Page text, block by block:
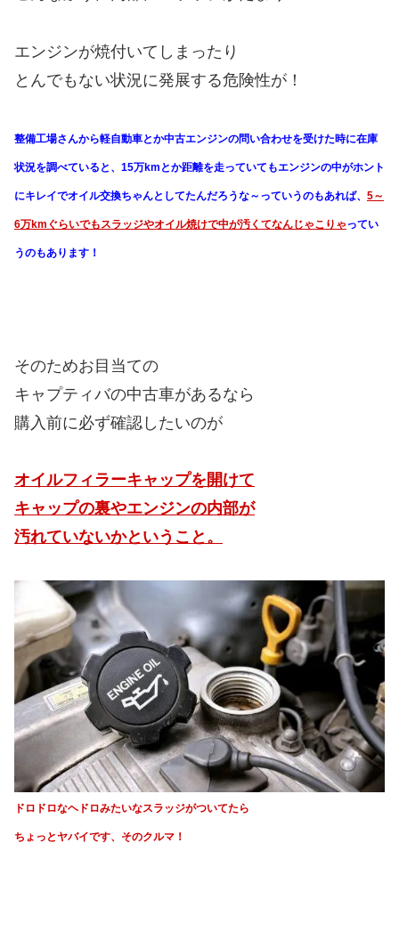
エンジンが焼付いてしまったり
とんでもない状況に発展する危険性が！
整備工場さんから軽自動車とか中古エンジンの問い合わせを受けた時に在庫
状況を調べていると、15万kmとか距離を走っていてもエンジンの中がホント
にキレイでオイル交換ちゃんとしてたんだろうな～っていうのもあれば、 5～
6万kmぐらいでもスラッジやオイル焼けで中が汚くてなんじゃこりゃってい
うのもあります！
そのためお目当ての
キャプティバの中古車があるなら
購入前に必ず確認したいのが
オイルフィラーキャップを開けて
キャップの裏やエンジンの内部が
汚れていないかということ。
ドロドロなヘドロみたいなスラッジがついてたら
ちょっとヤバイです、そのクルマ！